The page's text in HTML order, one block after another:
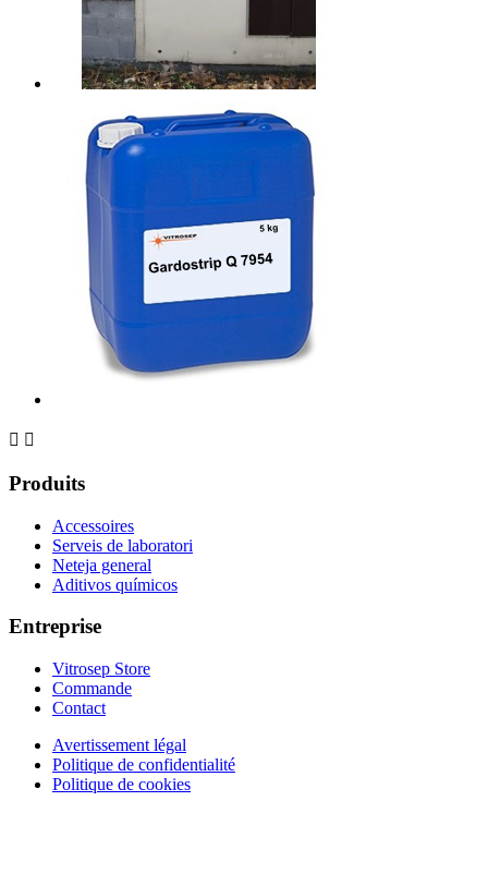
 
Produits
Accessoires
Serveis de laboratori
Neteja general
Aditivos químicos
Entreprise
Vitrosep Store
Commande
Contact
Avertissement légal
Politique de confidentialité
Politique de cookies